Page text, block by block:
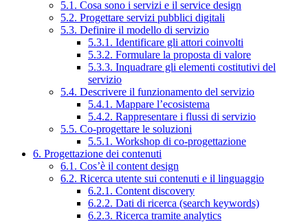
5.1. Cosa sono i servizi e il service design
5.2. Progettare servizi pubblici digitali
5.3. Definire il modello di servizio
5.3.1. Identificare gli attori coinvolti
5.3.2. Formulare la proposta di valore
5.3.3. Inquadrare gli elementi costitutivi del
servizio
5.4. Descrivere il funzionamento del servizio
5.4.1. Mappare l’ecosistema
5.4.2. Rappresentare i flussi di servizio
5.5. Co-progettare le soluzioni
5.5.1. Workshop di co-progettazione
6. Progettazione dei contenuti
6.1. Cos’è il content design
6.2. Ricerca utente sui contenuti e il linguaggio
6.2.1. Content discovery
6.2.2. Dati di ricerca (search keywords)
6.2.3. Ricerca tramite analytics